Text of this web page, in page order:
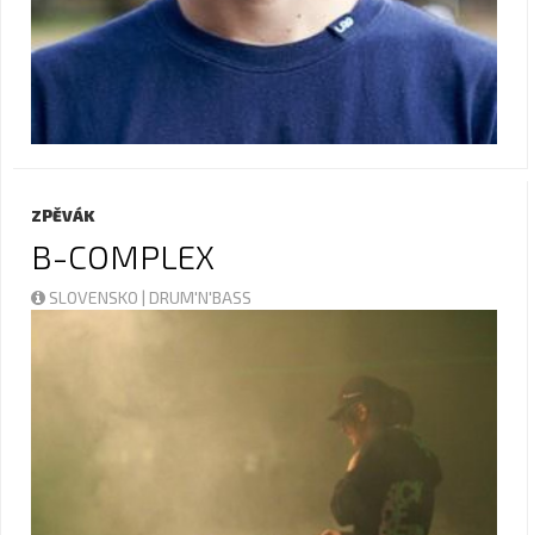
ZPĚVÁK
B-COMPLEX
SLOVENSKO | DRUM'N'BASS